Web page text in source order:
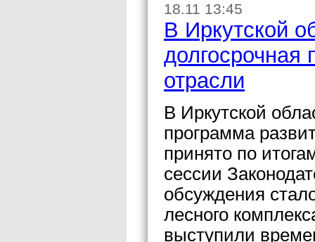
18.11 13:45
В Иркутской
долгосрочная
отрасли
В Иркутской
программа
принято по
сессии
обсуждения
лесного
выступили